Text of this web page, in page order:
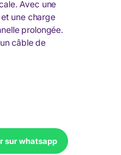
Avec une
et une charge
prolongée.
câble de
sur whatsapp